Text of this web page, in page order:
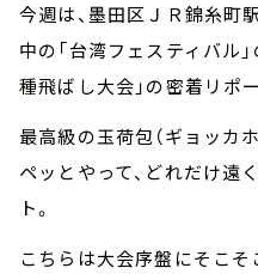
今週は、墨田区ＪＲ錦糸町
中の「台湾フェスティバル
種飛ばし大会」の密着リポー
最高級の玉荷包（ギョッカ
ペッとやって、どれだけ遠
ト。
こちらは大会序盤にそこ